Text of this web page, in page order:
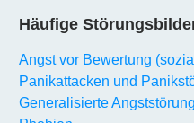
Häufige
Angst vor Bewertung
Panikattacken und
Generalisierte Angststörung